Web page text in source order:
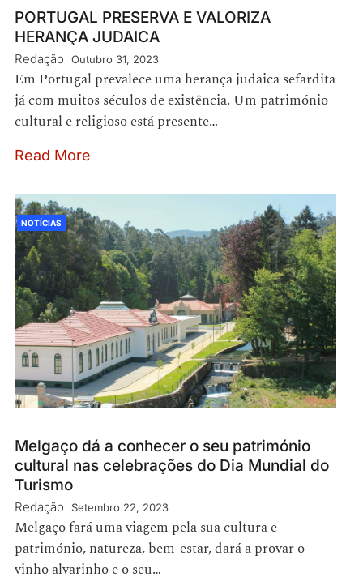
PORTUGAL PRESERVA E VALORIZA
HERANÇA JUDAICA
Redação Outubro 31, 2023
Em Portugal prevalece uma herança judaica sefardita
já com muitos séculos de existência. Um património
cultural e religioso está presente…
Read More
NOTÍCIAS
Melgaço dá a conhecer o seu património
cultural nas celebrações do Dia Mundial do
Turismo
Redação Setembro 22, 2023
Melgaço fará uma viagem pela sua cultura e
património, natureza, bem-estar, dará a provar o
vinho alvarinho e o seu…